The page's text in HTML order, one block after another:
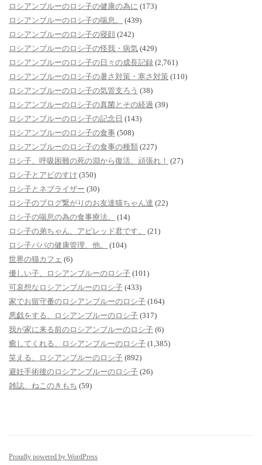
ロシアンブルーのロシ子の健康の為に (173)
ロシアンブルーのロシ子の喘息。
(439)
ロシアンブルーのロシ子の寝顔 (242)
ロシアンブルーのロシ子の怪我・病気 (429)
ロシアンブルーのロシ子の日々の成長記録 (2,761)
ロシアンブルーのロシ子の暑さ対策・寒さ対策 (110)
ロシアンブルーのロシ子の気管支ろう (38)
ロシアンブルーのロシ子の真菌とその経過 (39)
ロシアンブルーのロシ子の記念日 (143)
ロシアンブルーのロシ子の食事 (508)
ロシアンブルーのロシ子の食事の種類 (227)
ロシ子、呼吸困難の死の淵から復活、頑張れ！ (27)
ロシ子とアビのすけ (350)
ロシ子とネブライザー (30)
ロシ子のブログ繋がりのお友達猫ちゃん達 (22)
ロシ子の喘息の為の食事療法。
(14)
ロシ子の弟ちゃん、アビレッド君です。
(21)
ロシ子パパの健康管理、他。
(104)
世界の猫カフェ (6)
優しい子、ロシアンブルーのロシ子 (101)
可哀想なロシアンブルーのロシ子 (433)
家でお留守番のロシアンブルーのロシ子 (164)
悪戯をする、ロシアンブルーのロシ子 (317)
我が家に来る前のロシアンブルーのロシ子 (6)
癒してくれる、ロシアンブルーのロシ子 (1,385)
笑える、ロシアンブルーのロシ子 (892)
避妊手術後のロシアンブルーのロシ子 (26)
雑誌、ねこのきもち (59)
Proudly powered by WordPress